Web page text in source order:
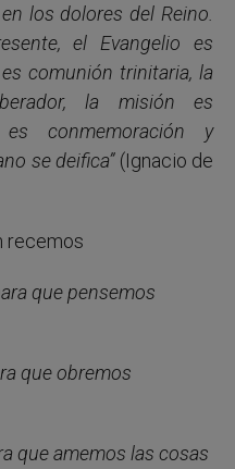
los dolores del Reino.
el Evangelio es
comunión trinitaria, la
la misión es
conmemoración y
se deifica”(Ignacio de
recemos
que pensemos
que obremos
que amemos las cosas